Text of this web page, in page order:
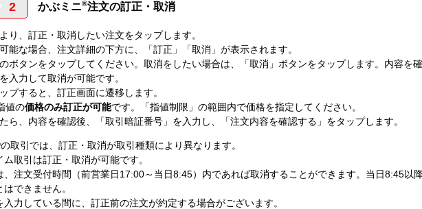
かぶミニ®注文の訂正・取消
り、訂正・取消したい注文をタップします。
能な場合、注文詳細の下方に、「訂正」「取消」が表示されます。
ボタンをタップしてください。取消をしたい場合は、「取消」ボタンをタップします。内容を
入力して取消が可能です。
プすると、訂正画面に遷移します。
値の価格のみ訂正が可能です。「指値制限」の範囲内で価格を指定してください。
ら、内容を確認後、「取引暗証番号」を入力し、「注文内容を確認する」をタップします。
の取引では、訂正・取消が取引種類により異なります。
ム取引は訂正・取消が可能です。
、注文受付時間（前営業日17:00～当日8:45）内であれば取消することができます。当日8:45以
できません。
入力している間に、訂正前の注文が約定する場合がございます。